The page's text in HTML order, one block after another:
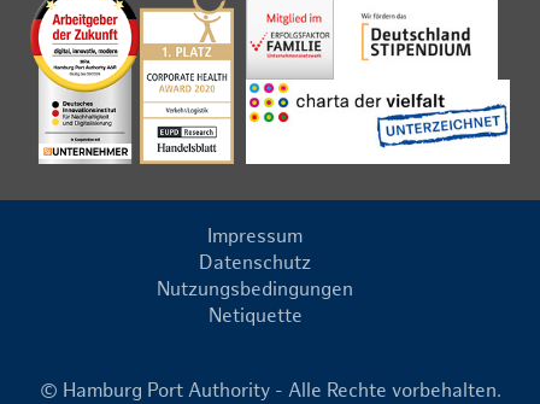
Impressum
Datenschutz
Nutzungsbedingungen
Netiquette
© Hamburg Port Authority - Alle Rechte vorbehalten.